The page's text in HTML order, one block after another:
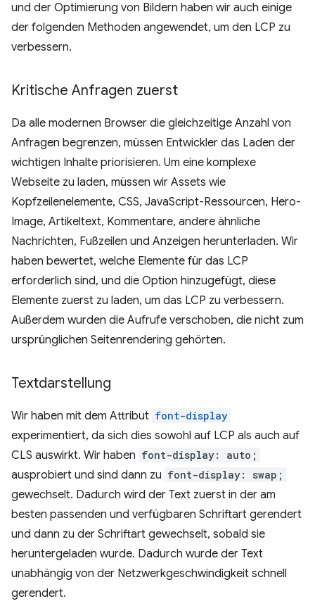
und der Optimierung von Bildern haben wir auch einige
der folgenden Methoden angewendet, um den LCP zu
verbessern.
Kritische Anfragen zuerst
Da alle modernen Browser die gleichzeitige Anzahl von
Anfragen begrenzen, müssen Entwickler das Laden der
wichtigen Inhalte priorisieren. Um eine komplexe
Webseite zu laden, müssen wir Assets wie
Kopfzeilenelemente, CSS, JavaScript-Ressourcen, Hero-
Image, Artikeltext, Kommentare, andere ähnliche
Nachrichten, Fußzeilen und Anzeigen herunterladen. Wir
haben bewertet, welche Elemente für das LCP
erforderlich sind, und die Option hinzugefügt, diese
Elemente zuerst zu laden, um das LCP zu verbessern.
Außerdem wurden die Aufrufe verschoben, die nicht zum
ursprünglichen Seitenrendering gehörten.
Textdarstellung
Wir haben mit dem Attribut font-display
experimentiert, da sich dies sowohl auf LCP als auch auf
CLS auswirkt. Wir haben font-display: auto;
ausprobiert und sind dann zu font-display: swap;
gewechselt. Dadurch wird der Text zuerst in der am
besten passenden und verfügbaren Schriftart gerendert
und dann zu der Schriftart gewechselt, sobald sie
heruntergeladen wurde. Dadurch wurde der Text
unabhängig von der Netzwerkgeschwindigkeit schnell
gerendert.